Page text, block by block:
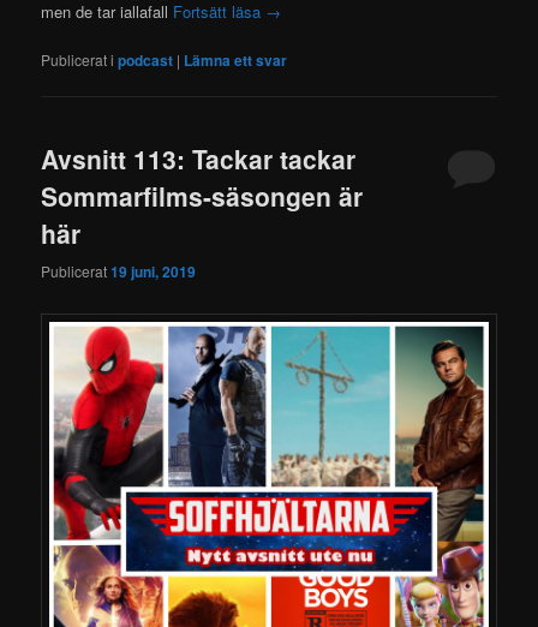
men de tar iallafall Fortsätt läsa →
Publicerat i podcast | Lämna ett svar
Avsnitt 113: Tackar tackar
Sommarfilms-säsongen är
här
Publicerat19 juni, 2019